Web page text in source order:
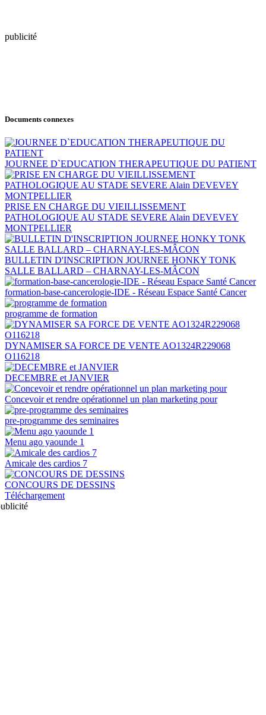
publicité
Documents connexes
JOURNEE D`EDUCATION THERAPEUTIQUE DU PATIENT
PRISE EN CHARGE DU VIEILLISSEMENT
PATHOLOGIQUE AU STADE SEVERE Alain DEVEVEY
MONTPELLIER
BULLETIN D'INSCRIPTION JOURNEE HONKY TONK
SALLE BALLARD – CHARNAY-LES-MÂCON
formation-base-cancerologie-IDE - Réseau Espace Santé Cancer
programme de formation
DYNAMISER SA FORCE DE VENTE AO1324R229068
O116218
DECEMBRE et JANVIER
Concevoir et rendre opérationnel un plan marketing pour
pre-programme des seminaires
Menu ago yaounde 1
Amicale des cardios 7
CONCOURS DE DESSINS
Téléchargement